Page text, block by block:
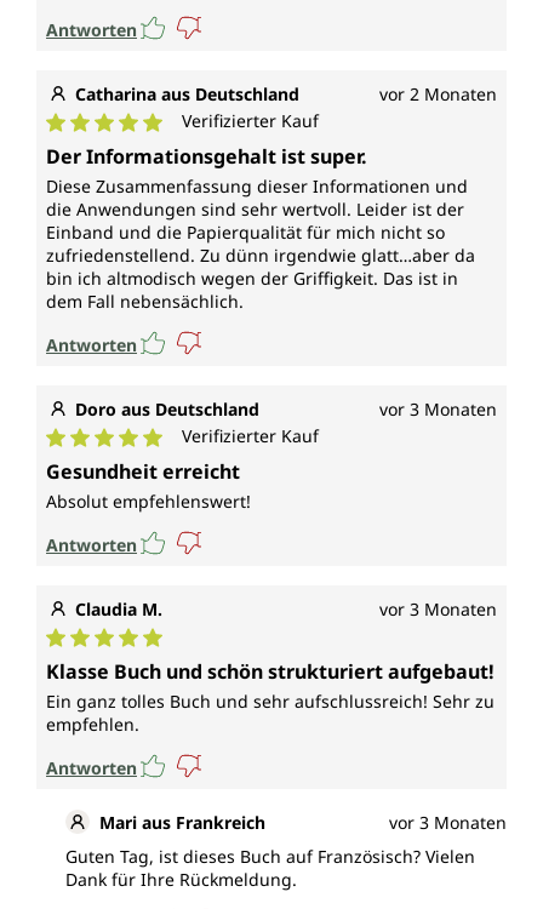
Antworten
Catharina aus Deutschland vor 2 Monaten
Durchschnittliche Bewertung von 5 von 5 Sternen
Verifizierter Kauf
Der Informationsgehalt ist super.
Diese Zusammenfassung dieser Informationen und
die Anwendungen sind sehr wertvoll. Leider ist der
Einband und die Papierqualität für mich nicht so
zufriedenstellend. Zu dünn irgendwie glatt…aber da
bin ich altmodisch wegen der Griffigkeit. Das ist in
dem Fall nebensächlich.
Antworten
Doro aus Deutschland vor 3 Monaten
Durchschnittliche Bewertung von 5 von 5 Sternen
Verifizierter Kauf
Gesundheit erreicht
Absolut empfehlenswert!
Antworten
Claudia M. vor 3 Monaten
Durchschnittliche Bewertung von 5 von 5 Sternen
Klasse Buch und schön strukturiert aufgebaut!
Ein ganz tolles Buch und sehr aufschlussreich! Sehr zu
empfehlen.
Antworten
Mari aus Frankreich
vor 3 Monaten
Guten Tag, ist dieses Buch auf Französisch? Vielen
Dank für Ihre Rückmeldung.